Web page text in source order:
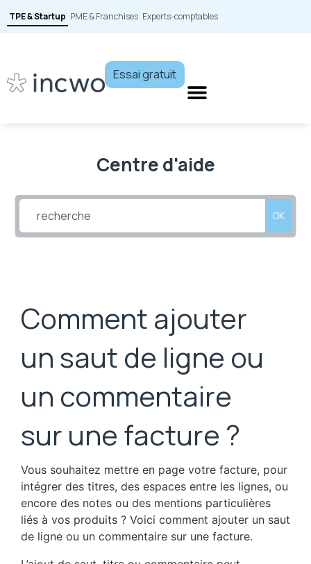
TPE & Startup PME & Franchises Experts-comptables
Essai gratuit
Centre d'aide
OK
Comment ajouter
un saut de ligne ou
un commentaire
sur une facture ?
Vous souhaitez mettre en page votre facture, pour
intégrer des titres, des espaces entre les lignes, ou
encore des notes ou des mentions particulières
liés à vos produits ? Voici comment ajouter un saut
de ligne ou un commentaire sur une facture.